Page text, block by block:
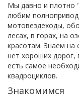
Мы давно и плотно
любим
мотовездеходы,
лесах, в горах, на
красотам. Знаем
нет хороших дорог,
есть самое
квадроциклов.
Знакомимся